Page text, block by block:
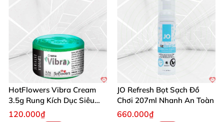
HotFlowers Vibra Cream
3.5g Rung Kích Dục Siêu
Đỉnh
120.000₫
JO Refresh Bọt Sạch Đồ
Chơi 207ml Nhanh An Toàn
660.000₫